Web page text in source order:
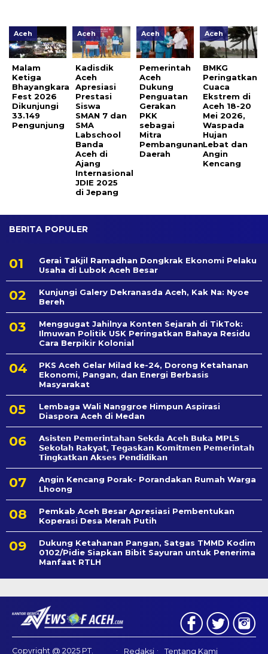
Aceh
Malam
Ketiga
Bhayangkara
Fest 2026
Dikunjungi
33.149
Pengunjung
Aceh
Kadisdik
Aceh
Apresiasi
Prestasi
Siswa
SMAN 7 dan
SMA
Labschool
Banda
Aceh di
Ajang
Internasional
JDIE 2025
di Jepang
Aceh
Pemerintah
Aceh
Dukung
Penguatan
Gerakan
PKK
sebagai
Mitra
Pembangunan
Daerah
Aceh
BMKG
Peringatkan
Cuaca
Ekstrem di
Aceh 18-20
Mei 2026,
Waspada
Hujan
Lebat dan
Angin
Kencang
BERITA POPULER
Gerai Takjil Ramadhan Dongkrak Ekonomi Pelaku
Usaha di Lubok Aceh Besar
Kunjungi Galery Dekranasda Aceh, Kak Na: Nyoe
Bereh
Menggugat Jahilnya Konten Sejarah di TikTok:
Ilmuwan Politik USK Peringatkan Bahaya Residu
Cara Berpikir Kolonial
PKS Aceh Gelar Milad ke-24, Dorong Ketahanan
Ekonomi, Pangan, dan Energi Berbasis
Masyarakat
Lembaga Wali Nanggroe Himpun Aspirasi
Diaspora Aceh di Medan
𝗔𝘀𝗶𝘀𝘁𝗲𝗻 𝗣𝗲𝗺𝗲𝗿𝗶𝗻𝘁𝗮𝗵𝗮𝗻 𝗦𝗲k𝗱𝗮 𝗔𝗰𝗲𝗵 𝗕𝘂𝗸𝗮 𝗠𝗣𝗟𝗦
𝗦𝗲𝗸𝗼𝗹𝗮𝗵 𝗥𝗮𝗸𝘆𝗮𝘁, 𝗧𝗲𝗴𝗮𝘀𝗸𝗮𝗻 𝗞𝗼𝗺𝗶𝘁𝗺𝗲𝗻 𝗣𝗲𝗺𝗲𝗿𝗶𝗻𝘁𝗮𝗵
𝗧𝗶𝗻𝗴𝗸𝗮𝘁𝗸𝗮𝗻 𝗔𝗸𝘀𝗲𝘀 𝗣𝗲𝗻𝗱𝗶𝗱𝗶𝗸𝗮𝗻
Angin Kencang Porak- Porandakan Rumah Warga
Lhoong
Pemkab Aceh Besar Apresiasi Pembentukan
Koperasi Desa Merah Putih
Dukung Ketahanan Pangan, Satgas TMMD Kodim
0102/Pidie Siapkan Bibit Sayuran untuk Penerima
Manfaat RTLH
Copyright @ 2025 PT. Redaksi Tentang Kami